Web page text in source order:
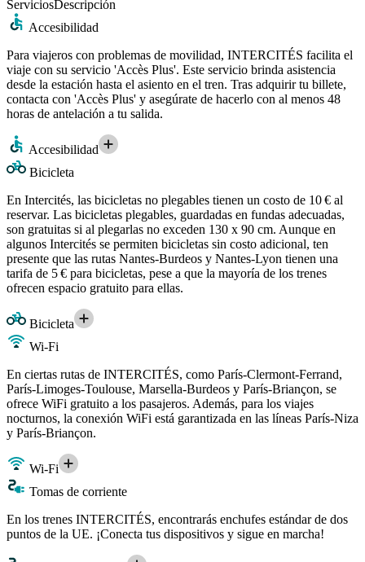
ServiciosDescripción
Accesibilidad
Para viajeros con problemas de movilidad, INTERCITÉS facilita el
viaje con su servicio 'Accès Plus'. Este servicio brinda asistencia
desde la estación hasta el asiento en el tren. Tras adquirir tu billete,
contacta con 'Accès Plus' y asegúrate de hacerlo con al menos 48
horas de antelación a tu salida.
Accesibilidad
Bicicleta
En Intercités, las bicicletas no plegables tienen un costo de 10 € al
reservar. Las bicicletas plegables, guardadas en fundas adecuadas,
son gratuitas si al plegarlas no exceden 130 x 90 cm. Aunque en
algunos Intercités se permiten bicicletas sin costo adicional, ten
presente que las rutas Nantes-Burdeos y Nantes-Lyon tienen una
tarifa de 5 € para bicicletas, pese a que la mayoría de los trenes
ofrecen espacio gratuito para ellas.
Bicicleta
Wi-Fi
En ciertas rutas de INTERCITÉS, como París-Clermont-Ferrand,
París-Limoges-Toulouse, Marsella-Burdeos y París-Briançon, se
ofrece WiFi gratuito a los pasajeros. Además, para los viajes
nocturnos, la conexión WiFi está garantizada en las líneas París-Niza
y París-Briançon.
Wi-Fi
Tomas de corriente
En los trenes INTERCITÉS, encontrarás enchufes estándar de dos
puntos de la UE. ¡Conecta tus dispositivos y sigue en marcha!